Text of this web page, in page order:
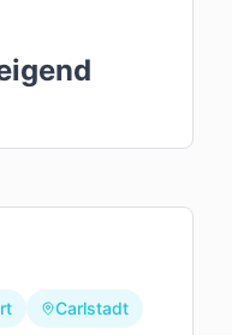
Carlstadt